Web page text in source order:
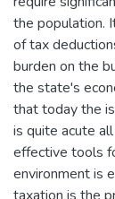
the population.
of tax
burden on the
the state's
that today the
is quite acute
effective tools
environment is